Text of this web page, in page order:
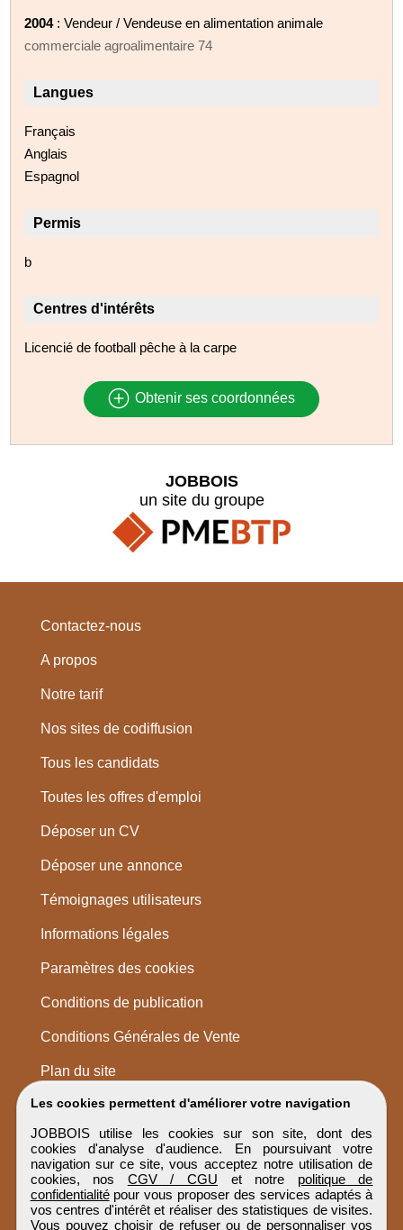
2004: Vendeur / Vendeuse en alimentation animale
commerciale agroalimentaire 74
Langues
Français
Anglais
Espagnol
Permis
b
Centres d'intérêts
Licencié de football pêche à la carpe
Obtenir ses coordonnées
Les cookies permettent d'améliorer votre navigation
JOBBOIS utilise les cookies sur son site, dont des
cookies d'analyse d'audience. En poursuivant votre
navigation sur ce site, vous acceptez notre utilisation de
cookies, nos CGV / CGU et notre politique de
confidentialitépour vous proposer des services adaptés à
vos centres d'intérêt et réaliser des statistiques de visites.
Vous pouvez choisir de refuser ou de personnaliser vos
JOBBOIS
un site du groupe
Contactez-nous
A propos
Notre tarif
Nos sites de codiffusion
Tous les candidats
Toutes les offres d'emploi
Déposer un CV
Déposer une annonce
Témoignages utilisateurs
Informations légales
Paramètres des cookies
Conditions de publication
Conditions Générales de Vente
Plan du site